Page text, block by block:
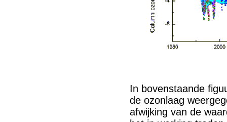
In bovenstaande
de ozonlaag
afwijking van de